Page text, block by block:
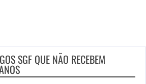
SGF QUE NÃO RECEBEM